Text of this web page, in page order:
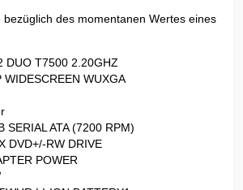
des momentanen Wertes eines
DUO T7500 2.20GHZ
WIDESCREEN WUXGA
SERIAL ATA (7200 RPM)
DVD+/-RW DRIVE
POWER